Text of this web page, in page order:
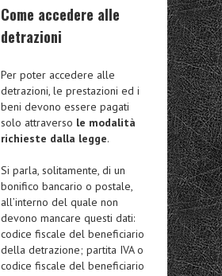
Come accedere alle
detrazioni
Per poter accedere alle
detrazioni, le prestazioni ed i
beni devono essere pagati
solo attraverso le modalità
richieste dalla legge.
Si parla, solitamente, di un
bonifico bancario o postale,
all’interno del quale non
devono mancare questi dati:
codice fiscale del beneficiario
della detrazione; partita IVA o
codice fiscale del beneficiario